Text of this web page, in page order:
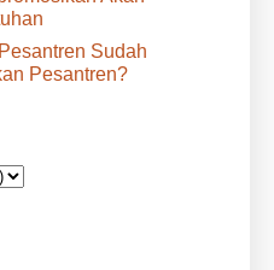
Sudah
Pesantren?